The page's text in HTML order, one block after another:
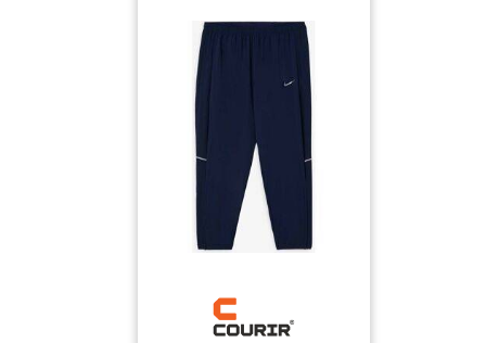
rendu fluide, facile à porter